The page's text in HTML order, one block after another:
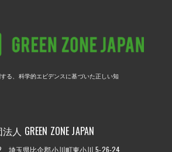
る、 科学的エビデンスに基づいた正しい知
人 GREEN ZONE JAPAN
埼玉県比企郡小川町東小川 5-26-24